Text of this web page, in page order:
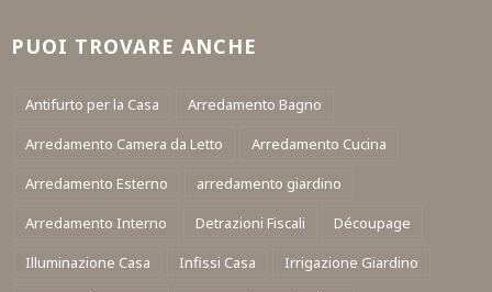
PUOI TROVARE ANCHE
Antifurto per la Casa
Arredamento Bagno
Arredamento Camera da Letto
Arredamento Cucina
Arredamento Esterno
arredamento giardino
Arredamento Interno
Detrazioni Fiscali
Découpage
Illuminazione Casa
Infissi Casa
Irrigazione Giardino